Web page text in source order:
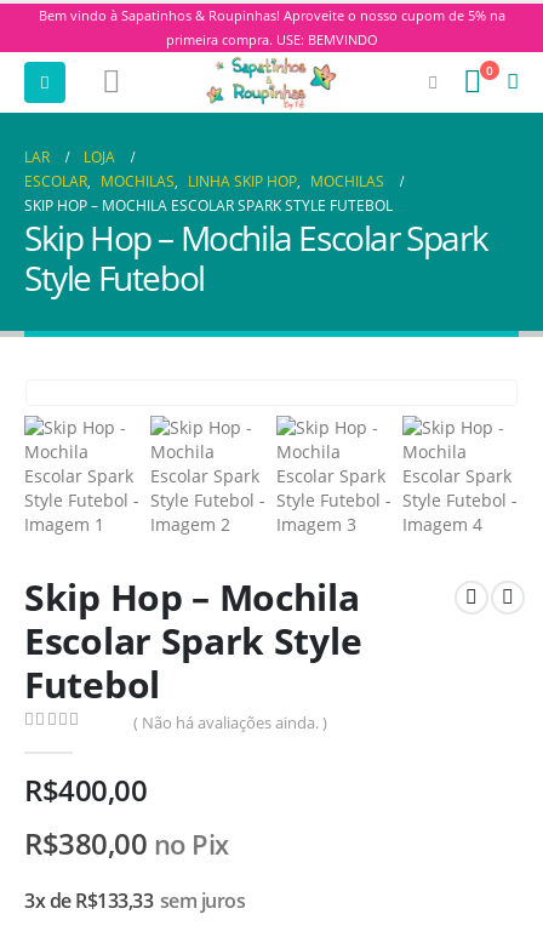
Bem vindo à Sapatinhos & Roupinhas! Aproveite o nosso cupom de 5% na
primeira compra. USE: BEMVINDO
0
LAR
LOJA
ESCOLAR, MOCHILAS, LINHA SKIP HOP, MOCHILAS
SKIP HOP – MOCHILA ESCOLAR SPARK STYLE FUTEBOL
Skip Hop – Mochila Escolar Spark
Style Futebol
Skip Hop – Mochila
Escolar Spark Style
Futebol
( Não há avaliações ainda. )
R$400,00
R$380,00 no Pix
3x deR$133,33 sem juros